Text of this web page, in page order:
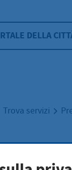
DELLA
Trova servizi